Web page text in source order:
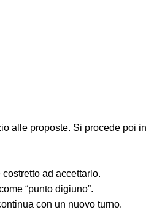
alle proposte. Si procede poi in
costretto ad accettarlo.
“punto digiuno”.
con un nuovo turno.